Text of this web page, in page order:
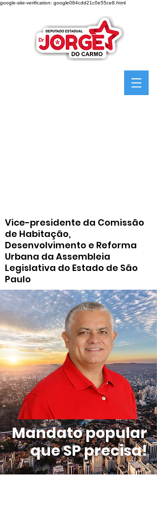
google-site-verification: google084cdd21c0e55ce8.html
Vice-presidente da Comissão
de Habitação,
Desenvolvimento e Reforma
Urbana da Assembleia
Legislativa do Estado de São
Paulo
Mandato popular
que SP precisa!